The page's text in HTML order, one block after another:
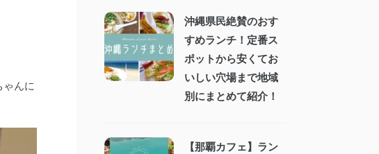
んに
沖縄県民絶賛のおす
すめランチ！定番ス
ポットから安くてお
いしい穴場まで地域
別にまとめて紹介！
【那覇カフェ】ラン